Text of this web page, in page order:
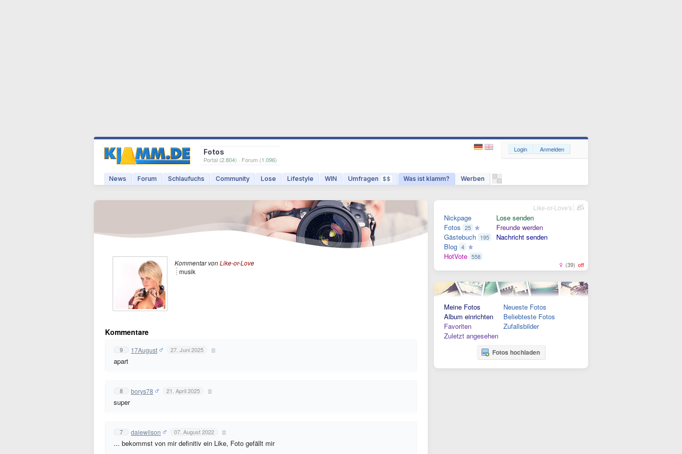
Fotos
Portal (2.804) · Forum (1.096)
News Forum Schlaufuchs Community Lose Lifestyle WIN Umfragen $$ Was ist klamm? Werben
Login Anmelden
Kommentar vonLike-or-Love
musik
Kommentare
9 17August 27. Juni 2025
apart
8 borys78 21. April 2025
super
7 dalewilson 07. August 2022
... bekommst von mir definitiv ein Like, Foto gefällt mir
Nickpage
Fotos 25
Gästebuch 195
Blog 4
HotVote 558
Lose senden
Freunde werden
Nachricht senden
(39) off
Like-or-Love's
Meine Fotos
Album einrichten
Favoriten
Zuletzt angesehen
Neueste Fotos
Beliebteste Fotos
Zufallsbilder
Fotos hochladen